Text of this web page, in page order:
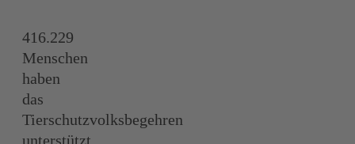
416.229
Menschen
haben
das
Tierschutzvolksbegehren
unterstützt